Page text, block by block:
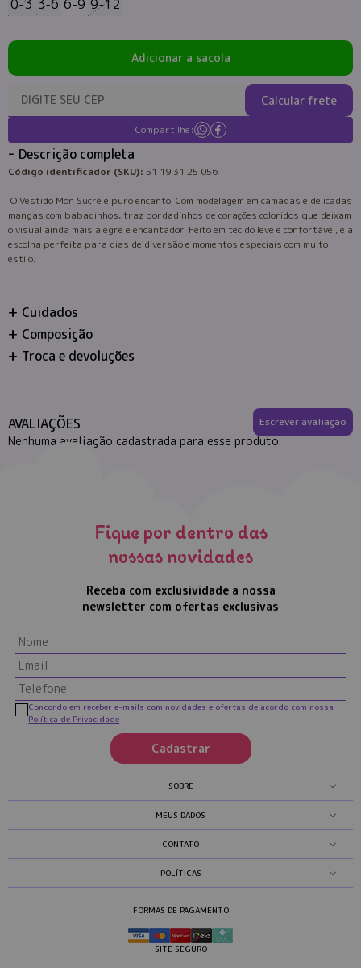
0-3 3-6 6-9 9-12
Adicionar a sacola
Calcular frete
Compartilhe:
Descrição completa
Código identificador (SKU): 51 19 31 25 056
O Vestido Mon Sucré é puro encanto! Com modelagem em camadas e delicadas
mangas com babadinhos, traz bordadinhos de corações coloridos que deixam
o visual ainda mais alegre e encantador. Feito em tecido leve e confortável, é a
escolha perfeita para dias de diversão e momentos especiais com muito
estilo.
Cuidados
Composição
Troca e devoluções
AVALIAÇÕES Escrever avaliação
Nenhuma avaliação cadastrada para esse produto.
Fique por dentro das
nossas novidades
Receba com exclusividade a nossa
newsletter com ofertas exclusivas
Cadastrar
Concordo em receber e-mails com novidades e ofertas de acordo com nossa
Política de Privacidade
SOBRE
MEUS DADOS
CONTATO
POLÍTICAS
FORMAS DE PAGAMENTO
SITE SEGURO